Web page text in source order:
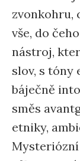
zvonkohru,
vše, do
nástroj,
slov, s tóny
báječně
směs
etniky,